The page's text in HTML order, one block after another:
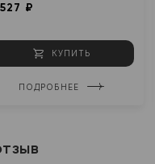
₽
КУПИТЬ
ПОДРОБНЕЕ